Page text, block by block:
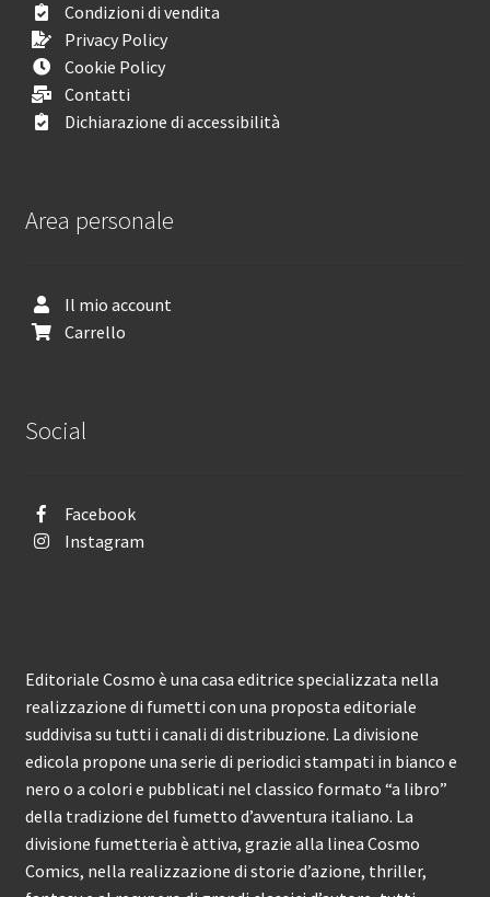
Condizioni di vendita
Privacy Policy
Cookie Policy
Contatti
Dichiarazione di accessibilità
Area personale
Il mio account
Carrello
Social
Facebook
Instagram
Editoriale Cosmo è una casa editrice specializzata nella
realizzazione di fumetti con una proposta editoriale
suddivisa su tutti i canali di distribuzione. La divisione
edicola propone una serie di periodici stampati in bianco e
nero o a colori e pubblicati nel classico formato “a libro”
della tradizione del fumetto d’avventura italiano. La
divisione fumetteria è attiva, grazie alla linea Cosmo
Comics, nella realizzazione di storie d’azione, thriller,